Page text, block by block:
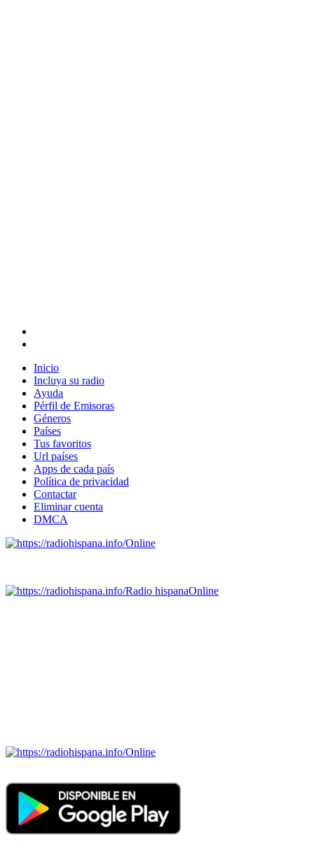
Inicio
Incluya su radio
Ayuda
Pérfil de Emisoras
Géneros
Países
Tus favoritos
Url países
Apps de cada país
Política de privacidad
Contactar
Eliminar cuenta
DMCA
Online
Radio hispanaOnline
Online